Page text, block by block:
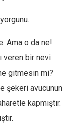
Ama o da ne!
veren bir nevi
gitmesin mi?
şekeri avucunun
kapmıştır.